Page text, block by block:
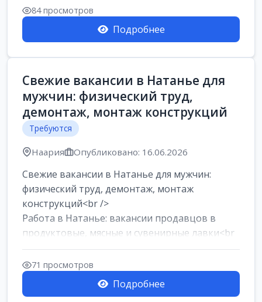
84 просмотров
Подробнее
Свежие вакансии в Натанье для
мужчин: физический труд,
демонтаж, монтаж конструкций
Требуются
Наария Опубликовано: 16.06.2026
Свежие вакансии в Натанье для мужчин:
физический труд, демонтаж, монтаж
конструкций<br />
Работа в Натанье: вакансии продавцов в
продуктовые, мясные и сувенирные лавки<br
/>
Разнорабочий на сборку м...
71 просмотров
Подробнее